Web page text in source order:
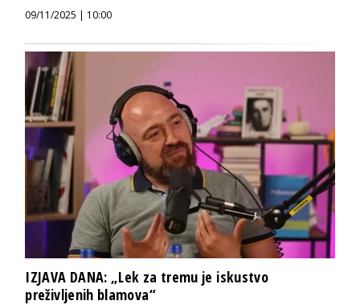
09/11/2025 | 10:00
IZJAVA DANA: „Lek za tremu je iskustvo
preživljenih blamova“